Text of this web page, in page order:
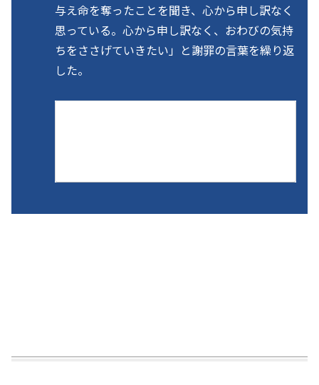
与え命を奪ったことを聞き、心から申し訳なく
思っている。心から申し訳なく、おわびの気持
ちをささげていきたい」と謝罪の言葉を繰り返
した。